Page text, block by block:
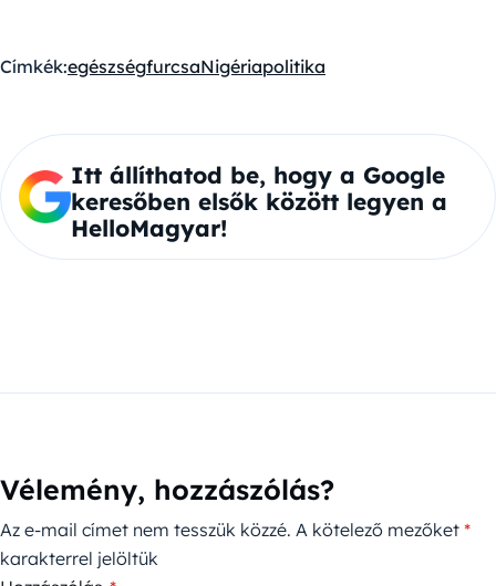
Címkék:egészségfurcsaNigériapolitika
Itt állíthatod be, hogy a Google
keresőben elsők között legyen a
HelloMagyar!
Vélemény, hozzászólás?
Az e-mail címet nem tesszük közzé. A kötelező mezőket *
karakterrel jelöltük